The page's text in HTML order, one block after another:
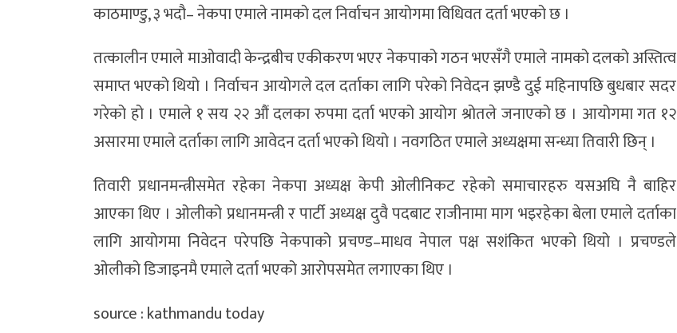
काठमाण्डु, ३ भदौ– नेकपा एमाले नामको दल निर्वाचन आयोगमा विधिवत दर्ता भएको छ ।
तत्कालीन एमाले माओवादी केन्द्रबीच एकीकरण भएर नेकपाको गठन भएसँगै एमाले नामको दलको अस्तित्व
समाप्त भएको थियो । निर्वाचन आयोगले दल दर्ताका लागि परेको निवेदन झण्डै दुई महिनापछि बुधबार सदर
गरेको हो । एमाले १ सय २२ औं दलका रुपमा दर्ता भएको आयोग श्रोतले जनाएको छ । आयोगमा गत १२
असारमा एमाले दर्ताका लागि आवेदन दर्ता भएको थियो । नवगठित एमाले अध्यक्षमा सन्ध्या तिवारी छिन् ।
तिवारी प्रधानमन्त्रीसमेत रहेका नेकपा अध्यक्ष केपी ओलीनिकट रहेको समाचारहरु यसअघि नै बाहिर
आएका थिए । ओलीको प्रधानमन्त्री र पार्टी अध्यक्ष दुवै पदबाट राजीनामा माग भइरहेका बेला एमाले दर्ताका
लागि आयोगमा निवेदन परेपछि नेकपाको प्रचण्ड–माधव नेपाल पक्ष सशंकित भएको थियो । प्रचण्डले
ओलीको डिजाइनमै एमाले दर्ता भएको आरोपसमेत लगाएका थिए ।
source : kathmandu today